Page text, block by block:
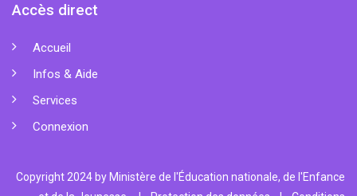
Accès direct
Accueil
Infos & Aide
Services
Connexion
Copyright 2024 by Ministère de l'Éducation nationale, de l'Enfance